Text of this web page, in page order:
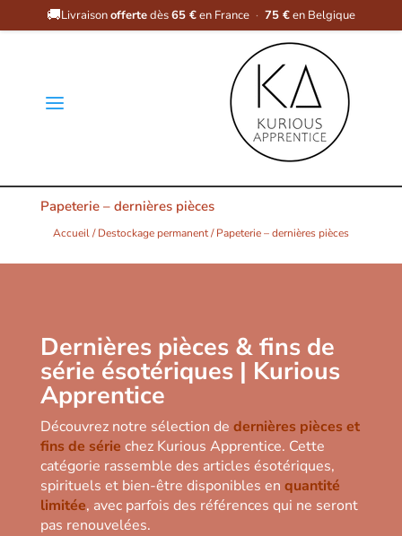
🚚Livraisonoffertedès65 €en France · 75 €en Belgique
a
Papeterie – dernières pièces
Accueil/Destockage permanent/ Papeterie – dernières pièces
Dernières pièces & fins de
série ésotériques | Kurious
Apprentice
Découvrez notre sélection de dernières pièces et
fins de série chez Kurious Apprentice. Cette
catégorie rassemble des articles ésotériques,
spirituels et bien-être disponibles en quantité
limitée, avec parfois des références qui ne seront
pas renouvelées.